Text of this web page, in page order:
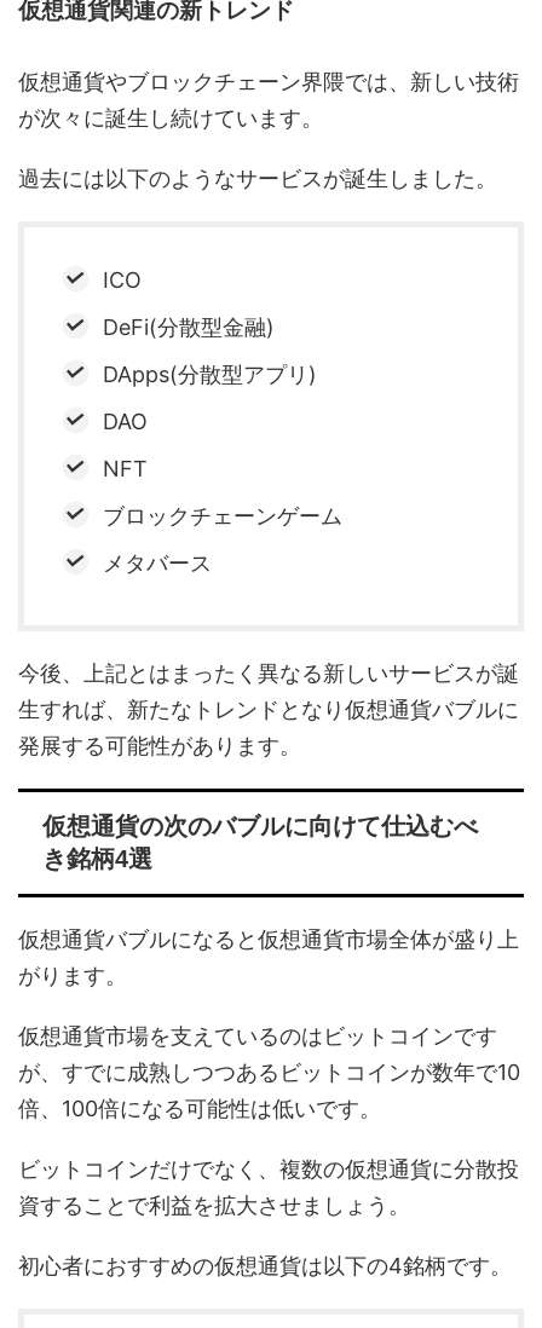
仮想通貨関連の新トレンド
仮想通貨やブロックチェーン界隈では、新しい技術
が次々に誕生し続けています。
過去には以下のようなサービスが誕生しました。
ICO
DeFi(分散型金融)
DApps(分散型アプリ)
DAO
NFT
ブロックチェーンゲーム
メタバース
今後、上記とはまったく異なる新しいサービスが誕
生すれば、新たなトレンドとなり仮想通貨バブルに
発展する可能性があります。
仮想通貨の次のバブルに向けて仕込むべ
き銘柄4選
仮想通貨バブルになると仮想通貨市場全体が盛り上
がります。
仮想通貨市場を支えているのはビットコインです
が、すでに成熟しつつあるビットコインが数年で10
倍、100倍になる可能性は低いです。
ビットコインだけでなく、複数の仮想通貨に分散投
資することで利益を拡大させましょう。
初心者におすすめの仮想通貨は以下の4銘柄です。